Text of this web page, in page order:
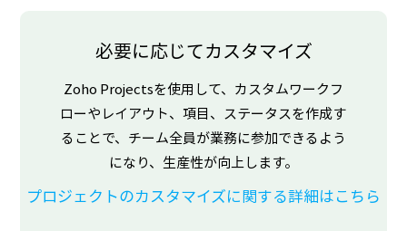
必要に応じてカスタマイズ
Zoho Projectsを使用して、カスタムワークフ
ローやレイアウト、項目、ステータスを作成す
ることで、チーム全員が業務に参加できるよう
になり、生産性が向上します。
プロジェクトのカスタマイズに関する詳細はこちら